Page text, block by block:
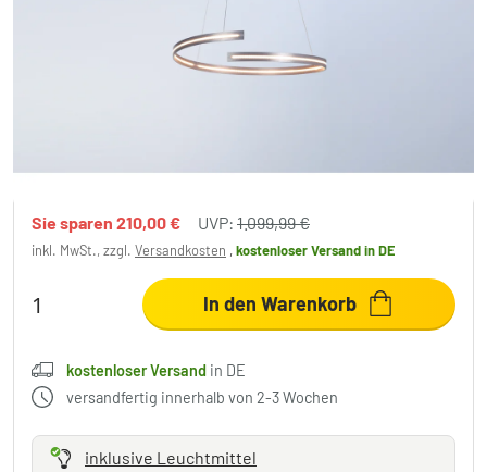
Sie sparen 210,00 € UVP: 1.099,99 €
inkl. MwSt., zzgl. Versandkosten ,kostenloser Versandin DE
In den Warenkorb
kostenloser Versand in DE
versandfertig innerhalb von 2-3 Wochen
inklusive Leuchtmittel